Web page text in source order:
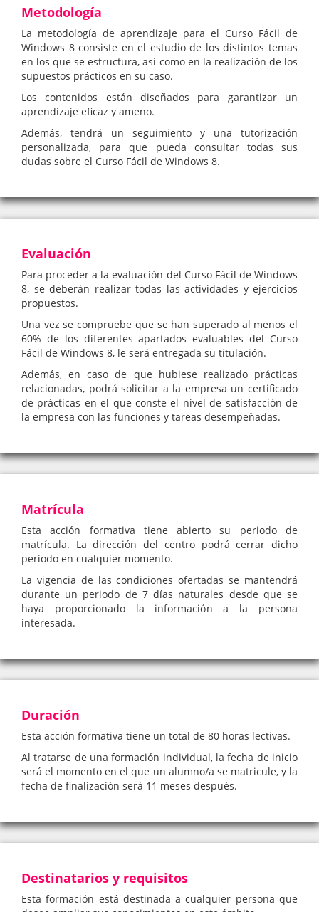
Metodología
La metodología de aprendizaje para el Curso Fácil de
Windows 8 consiste en el estudio de los distintos temas
en los que se estructura, así como en la realización de los
supuestos prácticos en su caso.
Los contenidos están diseñados para garantizar un
aprendizaje eficaz y ameno.
Además, tendrá un seguimiento y una tutorización
personalizada, para que pueda consultar todas sus
dudas sobre el Curso Fácil de Windows 8.
Evaluación
Para proceder a la evaluación del Curso Fácil de Windows
8, se deberán realizar todas las actividades y ejercicios
propuestos.
Una vez se compruebe que se han superado al menos el
60% de los diferentes apartados evaluables del Curso
Fácil de Windows 8, le será entregada su titulación.
Además, en caso de que hubiese realizado prácticas
relacionadas, podrá solicitar a la empresa un certificado
de prácticas en el que conste el nivel de satisfacción de
la empresa con las funciones y tareas desempeñadas.
Matrícula
Esta acción formativa tiene abierto su periodo de
matrícula. La dirección del centro podrá cerrar dicho
periodo en cualquier momento.
La vigencia de las condiciones ofertadas se mantendrá
durante un periodo de 7 días naturales desde que se
haya proporcionado la información a la persona
interesada.
Duración
Esta acción formativa tiene un total de 80 horas lectivas.
Al tratarse de una formación individual, la fecha de inicio
será el momento en el que un alumno/a se matricule, y la
fecha de finalización será 11 meses después.
Destinatarios y requisitos
Esta formación está destinada a cualquier persona que